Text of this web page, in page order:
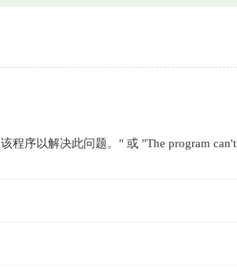
程序以解决此问题。" 或 "The program can't